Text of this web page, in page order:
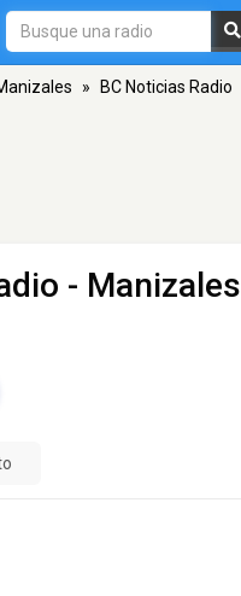
» BC Noticias Radio
- Manizales